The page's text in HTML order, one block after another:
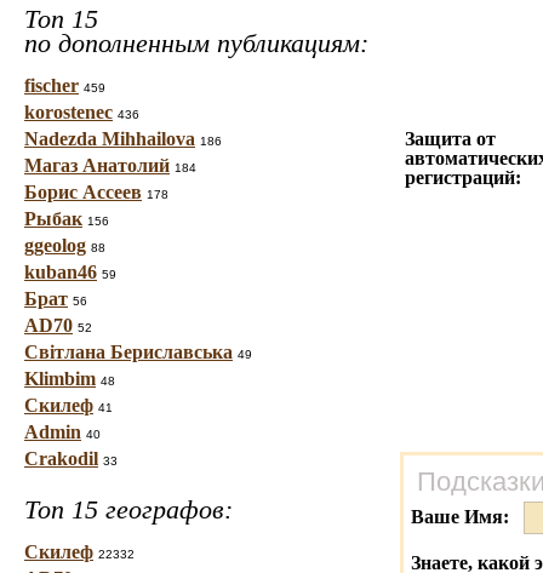
Топ 15
по дополненным публикациям:
fischer 459
korostenec 436
Nadezda Mihhailova 186
Магаз Анатолий 184
Борис Ассеев 178
Рыбак 156
ggeolog 88
kuban46 59
Брат 56
AD70 52
Світлана Бериславська 49
Klimbim 48
Скилеф 41
Admin 40
Crakodil 33
Топ 15 географов:
Скилеф 22332
Защита от
регистраций:
Ваше Имя:
Знаете, какой